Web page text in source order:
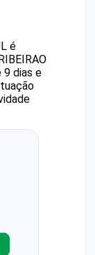
é
9 dias e